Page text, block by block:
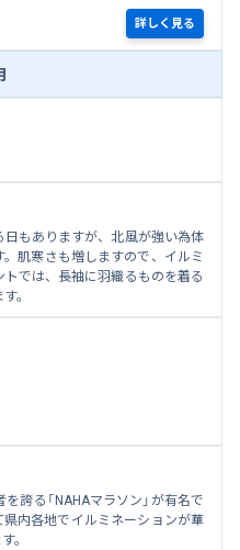
詳しく見る
日もありますが、北風が強い為体
肌寒さも増しますので、イルミ
では、長袖に羽織るものを着る
。
誇る「NAHAマラソン」が有名で
内各地でイルミネーションが華
。